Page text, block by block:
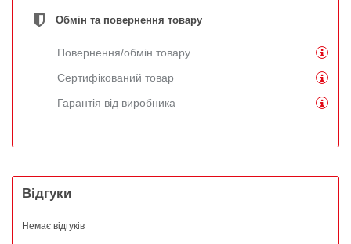
Обмін та повернення товару
Повернення/обмін товару
Сертифікований товар
Гарантія від виробника
Відгуки
Немає відгуків